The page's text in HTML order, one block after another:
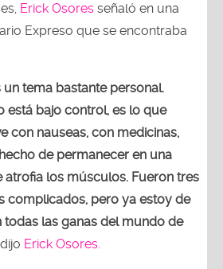
Erick Osores señaló en una
Expreso que se encontraba
un tema bastante personal.
está bajo control, es lo que
con nauseas, con medicinas,
de permanecer en una
los músculos. Fueron tres
complicados, pero ya estoy de
todas las ganas del mundo de
Erick Osores.